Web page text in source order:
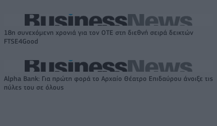
18η συνεχόμενη χρονιά για τον ΟΤΕ στη διεθνή σειρά δεικτών
FTSE4Good
Alpha Bank: Για πρώτη φορά το Αρχαίο Θέατρο Επιδαύρου άνοιξε τις
πύλες του σε όλους